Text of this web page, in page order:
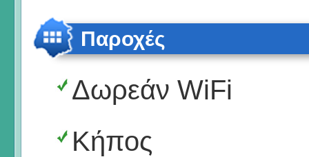
Παροχές
Δωρεάν WiFi
Κήπος